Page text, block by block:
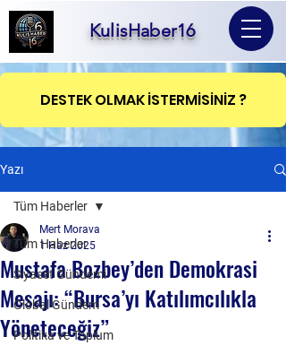
KulisHaber16
DESTEK OLMAK İSTERMİSİNİZ ?
Yazı
Tüm Haberler
Siyaset Gündemi
Global Gündem
Politika ve Toplum
Tüm Haberler
Mustafa Bozbey’den Demokrasi
Mesajı: “Bursa’yı Katılımcılıkla
Yöneteceğiz”
Mert Morava
1 Haz 2025